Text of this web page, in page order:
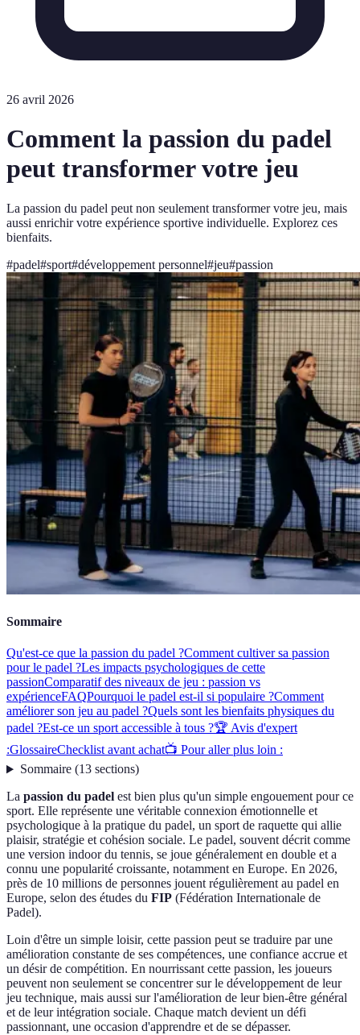
26 avril 2026
Comment la passion du padel
peut transformer votre jeu
La passion du padel peut non seulement transformer votre jeu, mais
aussi enrichir votre expérience sportive individuelle. Explorez ces
bienfaits.
#padel#sport#développement personnel#jeu#passion
Sommaire
Qu'est-ce que la passion du padel ?Comment cultiver sa passion
pour le padel ?Les impacts psychologiques de cette
passionComparatif des niveaux de jeu : passion vs
expérienceFAQPourquoi le padel est-il si populaire ?Comment
améliorer son jeu au padel ?Quels sont les bienfaits physiques du
padel ?Est-ce un sport accessible à tous ?🏆 Avis d'expert
:GlossaireChecklist avant achat📺 Pour aller plus loin :
Sommaire(13 sections)
La passion du padel est bien plus qu'un simple engouement pour ce
sport. Elle représente une véritable connexion émotionnelle et
psychologique à la pratique du padel, un sport de raquette qui allie
plaisir, stratégie et cohésion sociale. Le padel, souvent décrit comme
une version indoor du tennis, se joue généralement en double et a
connu une popularité croissante, notamment en Europe. En 2026,
près de 10 millions de personnes jouent régulièrement au padel en
Europe, selon des études du FIP (Fédération Internationale de
Padel).
Loin d'être un simple loisir, cette passion peut se traduire par une
amélioration constante de ses compétences, une confiance accrue et
un désir de compétition. En nourrissant cette passion, les joueurs
peuvent non seulement se concentrer sur le développement de leur
jeu technique, mais aussi sur l'amélioration de leur bien-être général
et de leur intégration sociale. Chaque match devient un défi
passionnant, une occasion d'apprendre et de se dépasser.